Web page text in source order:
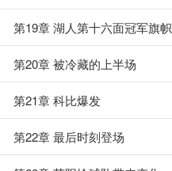
第19章 湖人第十六面冠军旗帜
第20章 被冷藏的上半场
第21章 科比爆发
第22章 最后时刻登场